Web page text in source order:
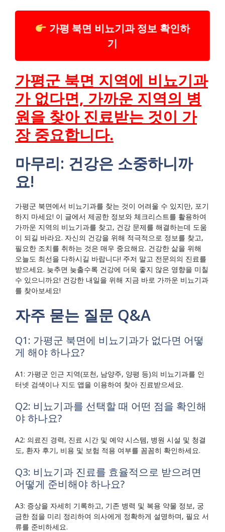
가평 북면 비뇨기과 정보 확인하
기
가평군 북면 지역에 비뇨기과
가 없다면, 가까운 지역의 병
원을 찾아 진료받는 것이 가
장 중요합니다.
마무리: 건강은 소중하니까
요!
가평군 북면에서 비뇨기과를 찾는 것이 어려울 수 있지만, 포기
하지 마세요! 이 글에서 제공한 정보와 체크리스트를 활용하여
가까운 지역의 비뇨기과를 찾고, 건강 문제를 해결하는데 도움
이 되길 바라요. 자신의 건강을 위해 적극적으로 정보를 찾고,
필요한 조치를 취하는 것은 매우 중요해요. 건강한 삶을 위해
오늘도 최선을 다하시길 바랍니다! 주저 말고 전문의의 진료를
받으세요. 늦추면 늦출수록 건강에 더욱 좋지 않은 영향을 미칠
수 있으니까요! 건강한 내일을 위해 지금 바로 가까운 비뇨기과
를 찾아보세요!
자주 묻는 질문 Q&A
Q1: 가평군 북면에 비뇨기과가 없다면 어떻
게 해야 하나요?
A1: 가평군 인근 지역(포천, 남양주, 양평 등)의 비뇨기과를 인
터넷 검색이나 지도 앱을 이용하여 찾아 진료받으세요.
Q2: 비뇨기과를 선택할 때 어떤 점을 확인해
야 하나요?
A2: 의료진 경력, 진료 시간 및 예약 시스템, 병원 시설 및 청결
도, 환자 후기, 비용 및 보험 적용 여부를 꼼꼼히 확인하세요.
Q3: 비뇨기과 진료를 효율적으로 받으려면
어떻게 준비해야 하나요?
A3: 증상을 자세히 기록하고, 기존 병력 및 복용 약물 정보, 궁
금한 점을 미리 정리하여 의사에게 정확하게 설명하며, 필요 서
류를 준비하세요.